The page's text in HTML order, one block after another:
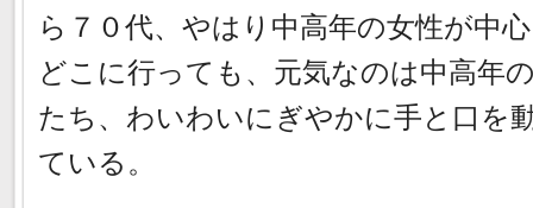
ら７０代、やはり中高年の女性が中
どこに行っても、元気なのは中高年
たち、わいわいにぎやかに手と口を
ている。